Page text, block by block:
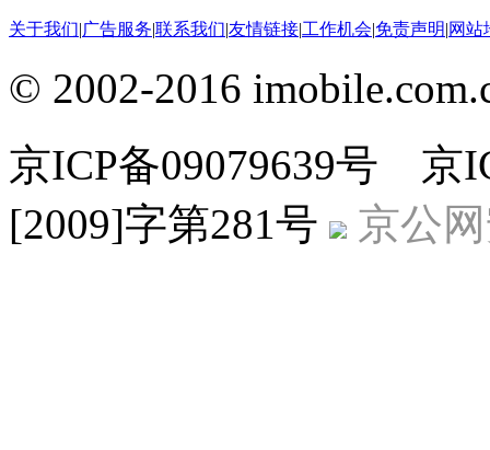
关于我们|广告服务|联系我们|友情链接|工作机会|免责声明|网站
© 2002-2016
京ICP备09079639号 京
[2009]字第281号
京公